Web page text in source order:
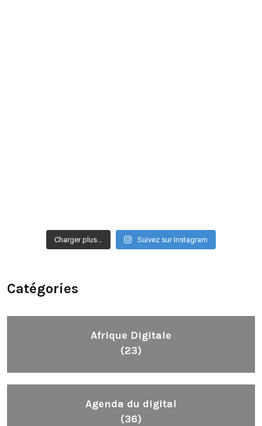
Charger plus… Suivez sur Instagram
Catégories
Afrique Digitale
(23)
Agenda du digital
(36)